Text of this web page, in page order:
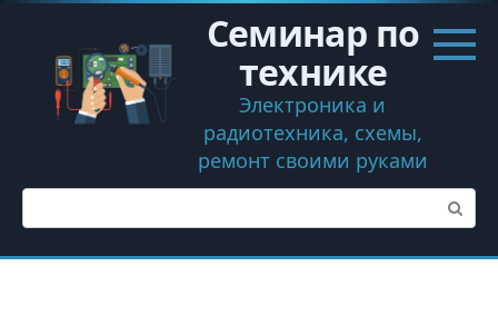
Перейти
контенту
Семинар по
технике
Электроника и
радиотехника, схемы,
ремонт своими руками
Поиск: